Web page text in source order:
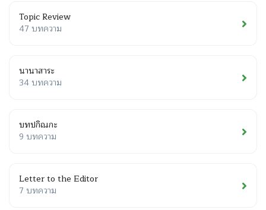
Topic Review
47 บทความ
นานาสาระ
34 บทความ
บทปกิณกะ
9 บทความ
Letter to the Editor
7 บทความ